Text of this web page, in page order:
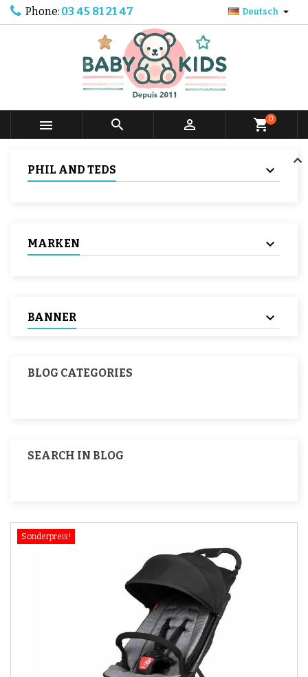
Phone: 03 45 81 21 47 Deutsch 
   shopping_cart0
PHIL AND TEDS
MARKEN
BANNER
BLOG CATEGORIES
SEARCH IN BLOG
Sonderpreis!